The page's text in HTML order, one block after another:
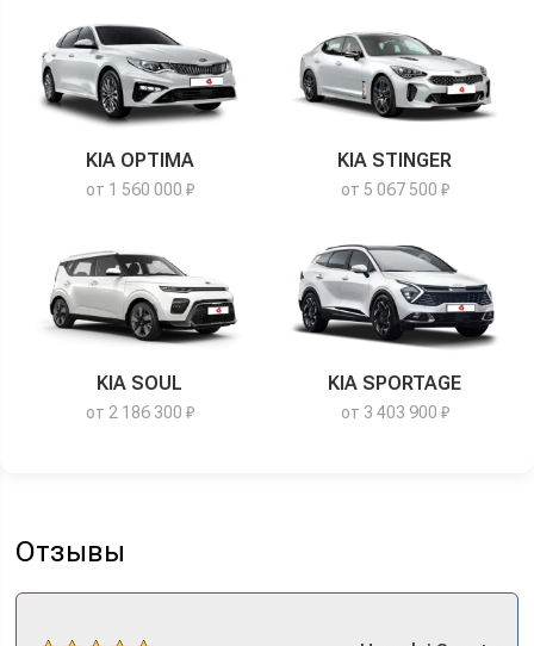
KIA OPTIMA
от 1 560 000 ₽
KIA STINGER
от 5 067 500 ₽
KIA SOUL
от 2 186 300 ₽
KIA SPORTAGE
от 3 403 900 ₽
Отзывы